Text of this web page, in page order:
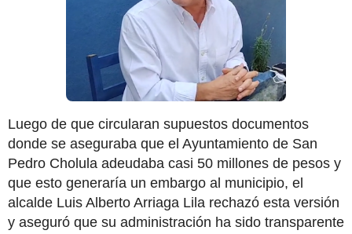
Luego de que circularan supuestos documentos
donde se aseguraba que el Ayuntamiento de San
Pedro Cholula adeudaba casi 50 millones de pesos y
que esto generaría un embargo al municipio, el
alcalde Luis Alberto Arriaga Lila rechazó esta versión
y aseguró que su administración ha sido transparente